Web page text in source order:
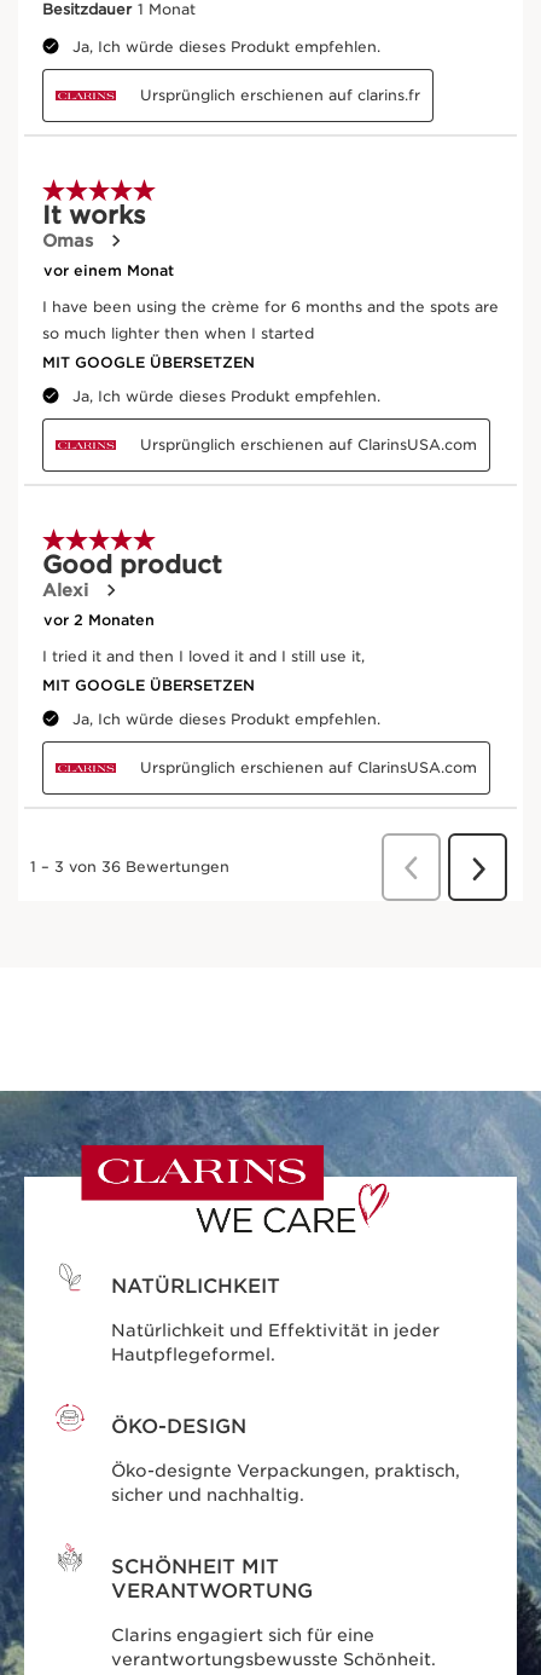
NATÜRLICHKEIT
Natürlichkeit und Effektivität in jeder
Hautpflegeformel.
ÖKO-DESIGN
Öko-designte Verpackungen, praktisch,
sicher und nachhaltig.
SCHÖNHEIT MIT
VERANTWORTUNG
Clarins engagiert sich für eine
verantwortungsbewusste Schönheit.